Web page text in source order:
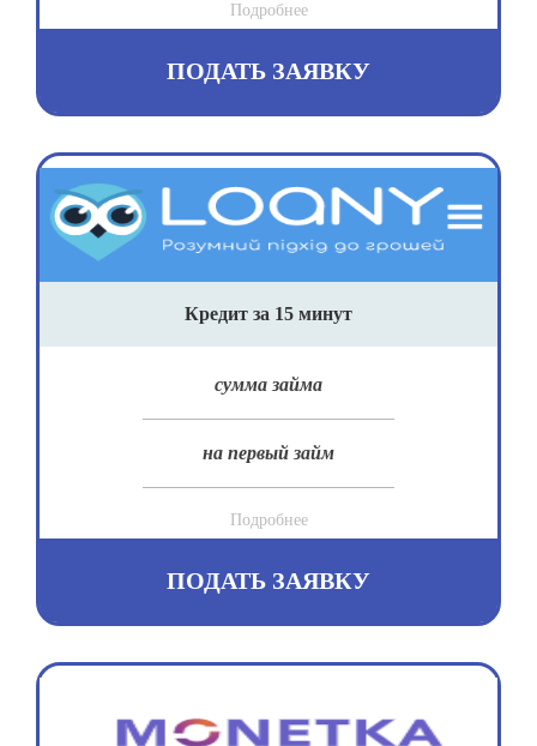
Подробнее
ПОДАТЬ ЗАЯВКУ
Кредит за 15 минут
сумма займа
на первый займ
Подробнее
ПОДАТЬ ЗАЯВКУ